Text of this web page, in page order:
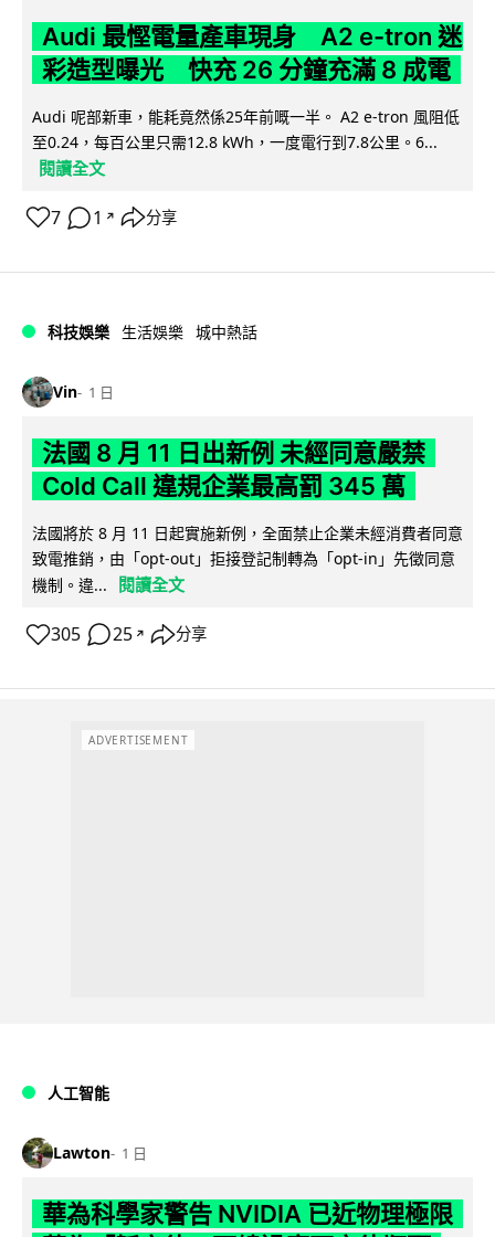
Audi 最慳電量產車現身 A2 e-tron 迷
彩造型曝光 快充 26 分鐘充滿 8 成電
Audi 呢部新車，能耗竟然係25年前嘅一半。 A2 e-tron 風阻低
至0.24，每百公里只需12.8 kWh，一度電行到7.8公里。6...
閱讀全文
7 1 ↗ 分享
科技娛樂 生活娛樂 城中熱話
Vin 1 日
法國 8 月 11 日出新例 未經同意嚴禁
Cold Call 違規企業最高罰 345 萬
法國將於 8 月 11 日起實施新例，全面禁止企業未經消費者同意
致電推銷，由「opt-out」拒接登記制轉為「opt-in」先徵同意
機制。違...
閱讀全文
305 25 ↗ 分享
ADVERTISEMENT
人工智能
Lawton 1 日
華為科學家警告 NVIDIA 已近物理極限